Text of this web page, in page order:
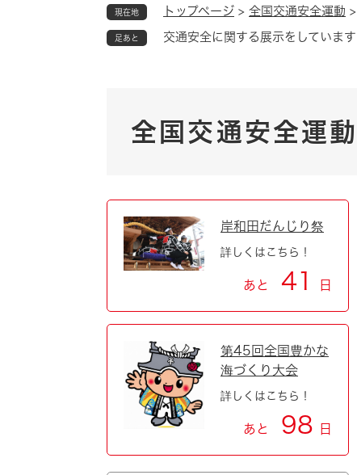
住民票・戸籍
防災・防犯 上水道・下水道
引っ越し おくやみ
男女共同参画
地域コミュニティ
ティア・協働
まちづくり
国際交流
学校 福祉
観光
現在地 トップページ > 全国交通安全運動 >
足あと 交通安全に関する展示をしています
全国交通安全運動
岸和田だんじり祭
詳しくはこちら！
あと 41 日
第45回全国豊かな
海づくり大会
詳しくはこちら！
あと 98 日